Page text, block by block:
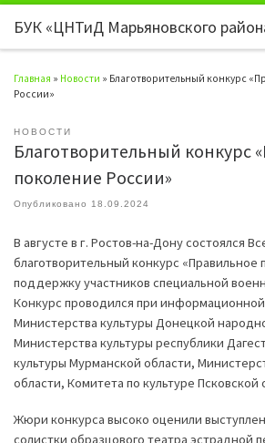
Перейти к содержимому
БУК «ЦНТиД Марьяновского
Главная » Новости » Благотворительный конкурс
России»
НОВОСТИ
Благотворительный конкурс
поколение России»
Опубликовано 18.09.2024
В августе в г. Ростов-на-Дону состоялся
благотворительный конкурс «Правильное
поддержку участников специальной
Конкурс проводился при
Министерства культуры Донецкой
Министерства культуры республики
культуры Мурманской области,
области, Комитета по культуре Псковской
Жюри конкурса высоко оценили
солистки образцового театра эстрадной